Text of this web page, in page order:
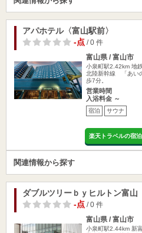
アパホテル〈富山駅前〉
-点/ 0 件
富山県 / 富山市
小泉町駅2.42km 地
北陸新幹線 「あい
歩7分。
営業時間
入浴料金 ～
宿泊 サウナ
楽天トラベルの宿
関連情報から探す
ダブルツリーｂｙヒルトン富山
-点/ 0 件
富山県 / 富山市
小泉町駅2.44km 新